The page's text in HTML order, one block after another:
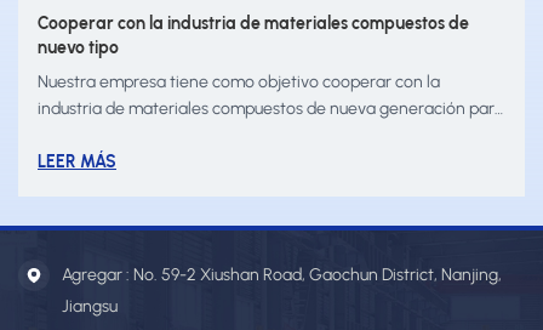
Cooperar con la industria de materiales compuestos de
nuevo tipo
Nuestra empresa tiene como objetivo cooperar con la
industria de materiales compuestos de nueva generación para
cooperación con la industria de materiales compuestos de
LEER MÁS
Agregar : No. 59-2 Xiushan Road, Gaochun District, Nanjing,
Jiangsu